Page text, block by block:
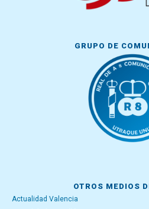
GRUPO DE
OTROS MEDIOS
Actualidad Valencia